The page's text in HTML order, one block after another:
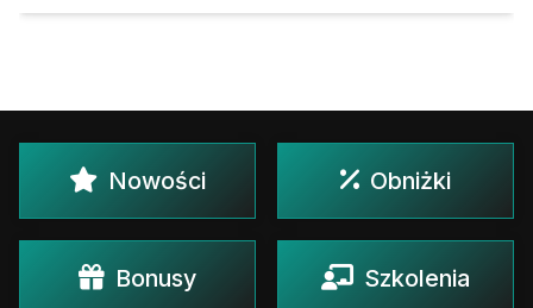
Nowości Obniżki
Bonusy Szkolenia